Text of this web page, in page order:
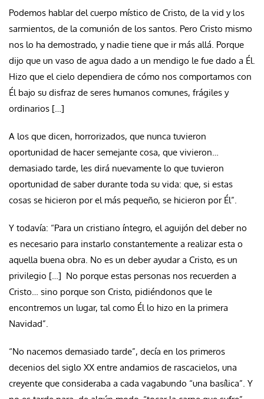
Podemos hablar del cuerpo místico de Cristo, de la vid y los
sarmientos, de la comunión de los santos. Pero Cristo mismo
nos lo ha demostrado, y nadie tiene que ir más allá. Porque
dijo que un vaso de agua dado a un mendigo le fue dado a Él.
Hizo que el cielo dependiera de cómo nos comportamos con
Él bajo su disfraz de seres humanos comunes, frágiles y
ordinarios […]
A los que dicen, horrorizados, que nunca tuvieron
oportunidad de hacer semejante cosa, que vivieron…
demasiado tarde, les dirá nuevamente lo que tuvieron
oportunidad de saber durante toda su vida: que, si estas
cosas se hicieron por el más pequeño, se hicieron por Él”.
Y todavía: “Para un cristiano íntegro, el aguijón del deber no
es necesario para instarlo constantemente a realizar esta o
aquella buena obra. No es un deber ayudar a Cristo, es un
privilegio […] No porque estas personas nos recuerden a
Cristo… sino porque son Cristo, pidiéndonos que le
encontremos un lugar, tal como Él lo hizo en la primera
Navidad”.
“No nacemos demasiado tarde”, decía en los primeros
decenios del siglo XX entre andamios de rascacielos, una
creyente que consideraba a cada vagabundo “una basílica”. Y